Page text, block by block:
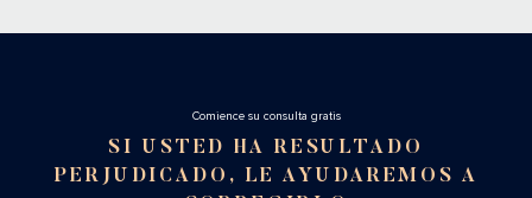
Cоmience su consulta gratis
SI USTED HA RESULTADO
PERJUDICADO, LE AYUDAREMOS A